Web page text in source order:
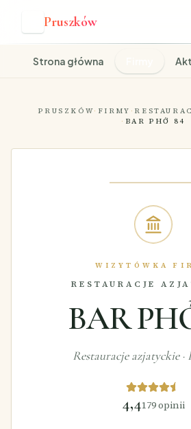
Pruszków
Strona główna
PRUSZKÓW· FIRMY ·
· BAR PHỞ 84
WIZYTÓWKA
RESTAURACJE
BAR
Restauracje azjatyckie·
4,4179opinii